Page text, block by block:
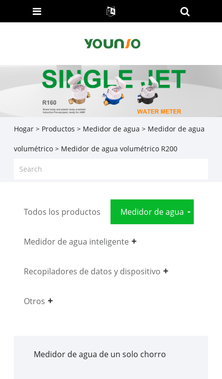
Hogar > Productos > Medidor de agua > Medidor de agua
volumétrico> Medidor de agua volumétrico R200
Todos los productos Medidor de agua
Medidor de agua inteligente
Recopiladores de datos y dispositivo
Otros
Medidor de agua de un solo chorro